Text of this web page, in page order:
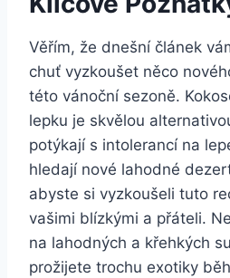
Věřím, že dnešní článek
chuť vyzkoušet něco
této vánoční sezoně.
lepku je skvělou
potýkají s intolerancí na
hledají nové lahodné
abyste si vyzkoušeli tuto
vašimi blízkými a přáteli.
na lahodných a křehkých
prožijete trochu exotiky